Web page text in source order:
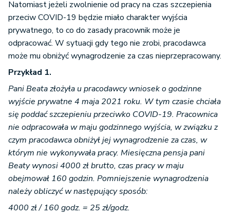
Natomiast jeżeli zwolnienie od pracy na czas szczepienia
przeciw COVID-19 będzie miało charakter wyjścia
prywatnego, to co do zasady pracownik może je
odpracować. W sytuacji gdy tego nie zrobi, pracodawca
może mu obniżyć wynagrodzenie za czas nieprzepracowany.
Przykład 1.
Pani Beata złożyła u pracodawcy wniosek o godzinne
wyjście prywatne 4 maja 2021 roku. W tym czasie chciała
się poddać szczepieniu przeciwko COVID-19. Pracownica
nie odpracowała w maju godzinnego wyjścia, w związku z
czym pracodawca obniżył jej wynagrodzenie za czas, w
którym nie wykonywała pracy. Miesięczna pensja pani
Beaty wynosi 4000 zł brutto, czas pracy w maju
obejmował 160 godzin. Pomniejszenie wynagrodzenia
należy obliczyć w następujący sposób:
4000 zł / 160 godz. = 25 zł/godz.